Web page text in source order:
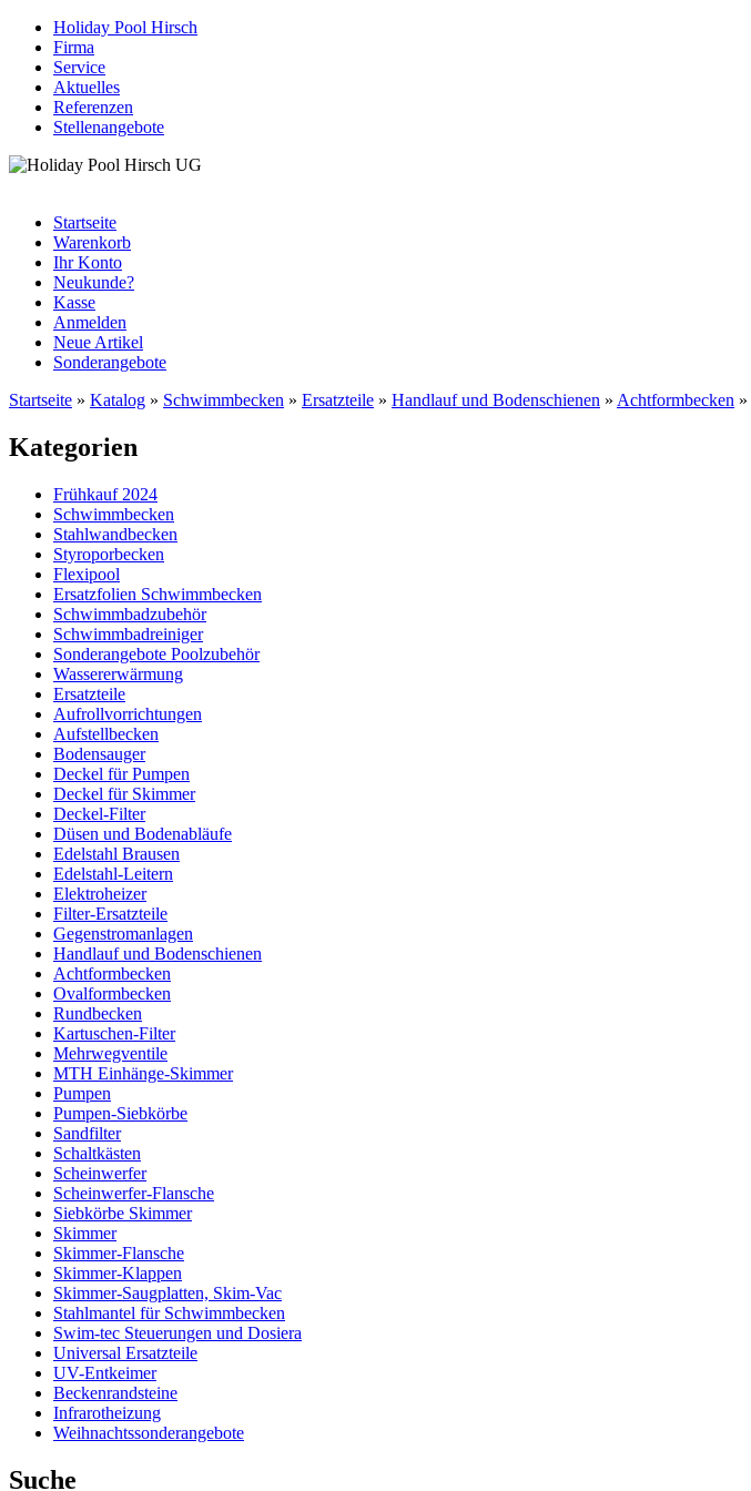
Holiday Pool Hirsch
Firma
Service
Aktuelles
Referenzen
Stellenangebote
Startseite
Warenkorb
Ihr Konto
Neukunde?
Kasse
Anmelden
Neue Artikel
Sonderangebote
Startseite » Katalog » Schwimmbecken » Ersatzteile » Handlauf und Bodenschienen » Achtformbecken »
Kategorien
Frühkauf 2024
Schwimmbecken
Stahlwandbecken
Styroporbecken
Flexipool
Ersatzfolien Schwimmbecken
Schwimmbadzubehör
Schwimmbadreiniger
Sonderangebote Poolzubehör
Wassererwärmung
Ersatzteile
Aufrollvorrichtungen
Aufstellbecken
Bodensauger
Deckel für Pumpen
Deckel für Skimmer
Deckel-Filter
Düsen und Bodenabläufe
Edelstahl Brausen
Edelstahl-Leitern
Elektroheizer
Filter-Ersatzteile
Gegenstromanlagen
Handlauf und Bodenschienen
Achtformbecken
Ovalformbecken
Rundbecken
Kartuschen-Filter
Mehrwegventile
MTH Einhänge-Skimmer
Pumpen
Pumpen-Siebkörbe
Sandfilter
Schaltkästen
Scheinwerfer
Scheinwerfer-Flansche
Siebkörbe Skimmer
Skimmer
Skimmer-Flansche
Skimmer-Klappen
Skimmer-Saugplatten, Skim-Vac
Stahlmantel für Schwimmbecken
Swim-tec Steuerungen und Dosiera
Universal Ersatzteile
UV-Entkeimer
Beckenrandsteine
Infrarotheizung
Weihnachtssonderangebote
Suche